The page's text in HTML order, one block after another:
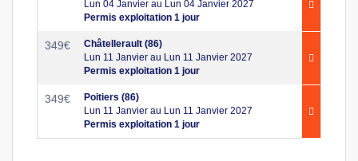
Lun 04 Janvier au Lun 04 Janvier 2027
Permis exploitation 1 jour
349€
Châtellerault (86)
Lun 11 Janvier au Lun 11 Janvier 2027
Permis exploitation 1 jour
349€
Poitiers (86)
Lun 11 Janvier au Lun 11 Janvier 2027
Permis exploitation 1 jour